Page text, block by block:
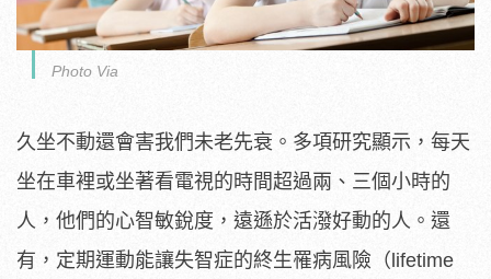
Photo Via
久坐不動還會害我們未老先衰。多項研究顯示，每天
坐在車裡或坐著看電視的時間超過兩、三個小時的
人，他們的心智敏銳度，遠遜於活潑好動的人。還
有，定期運動能讓失智症的終生罹病風險（lifetime